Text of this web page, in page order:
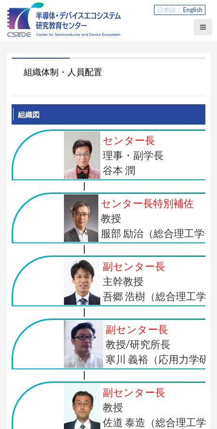
日本語 English
組織体制・人員配置
組織図
センター長
理事・副学長
谷本 潤
センター長特別補佐
教授
服部 励治（総合理工学
副センター長
主幹教授
吾郷 浩樹（総合理工学
副センター長
教授/研究所長
寒川 義裕（応用力学研
副センター長
教授
佐道 泰造（総合理工学